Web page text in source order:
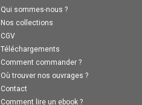
Qui sommes-nous ?
Nos collections
CGV
Téléchargements
Comment commander ?
Où trouver nos ouvrages ?
Contact
Comment lire un ebook ?